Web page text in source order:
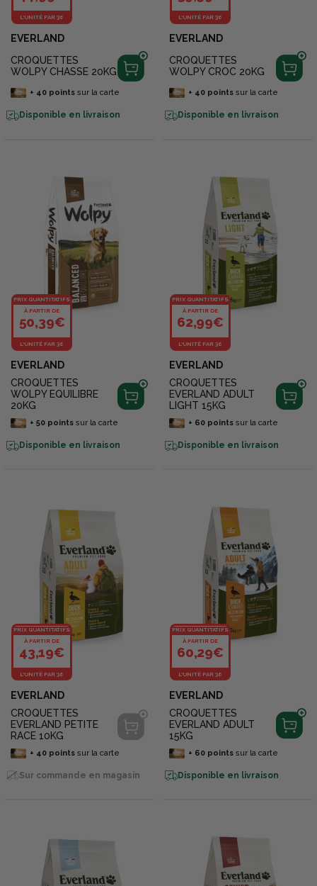
L'UNITÉ PAR 36
EVERLAND
CROQUETTES
WOLPY CHASSE 20KG
+ 40pointssur la carte
Disponible en livraison
L'UNITÉ PAR 36
EVERLAND
CROQUETTES
WOLPY CROC 20KG
+ 40pointssur la carte
Disponible en livraison
PRIX QUANTITATIFS
À PARTIR DE
50,39€
L'UNITÉ PAR 36
EVERLAND
CROQUETTES
WOLPY EQUILIBRE
20KG
+ 50pointssur la carte
Disponible en livraison
PRIX QUANTITATIFS
À PARTIR DE
62,99€
L'UNITÉ PAR 36
EVERLAND
CROQUETTES
EVERLAND ADULT
LIGHT 15KG
+ 60pointssur la carte
Disponible en livraison
PRIX QUANTITATIFS
À PARTIR DE
43,19€
L'UNITÉ PAR 36
EVERLAND
CROQUETTES
EVERLAND PETITE
RACE 10KG
+ 40pointssur la carte
Sur commande en magasin
PRIX QUANTITATIFS
À PARTIR DE
60,29€
L'UNITÉ PAR 36
EVERLAND
CROQUETTES
EVERLAND ADULT
15KG
+ 60pointssur la carte
Disponible en livraison